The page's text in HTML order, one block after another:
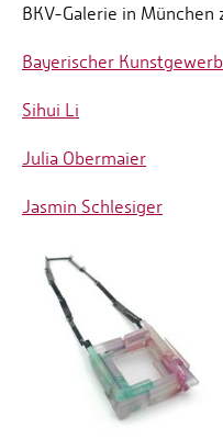
BKV-Galerie in München
Bayerischer
Sihui Li
Julia Obermaier
Jasmin Schlesiger